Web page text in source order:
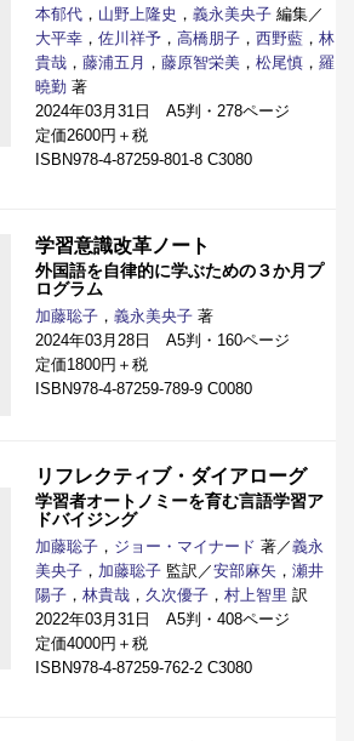
本郁代 ， 山野上隆史 ， 義永美央子 編集／
大平幸 ， 佐川祥予 ， 高橋朋子 ， 西野藍 ， 林
貴哉 ， 藤浦五月 ， 藤原智栄美 ， 松尾慎 ， 羅
曉勤 著
2024年03月31日 A5判・278ページ
定価2600円＋税
ISBN978-4-87259-801-8 C3080
学習意識改革ノート
外国語を自律的に学ぶための３か月プ
ログラム
加藤聡子 ， 義永美央子 著
2024年03月28日 A5判・160ページ
定価1800円＋税
ISBN978-4-87259-789-9 C0080
リフレクティブ・ダイアローグ
学習者オートノミーを育む言語学習ア
ドバイジング
加藤聡子 ， ジョー・マイナード 著／義永
美央子 ， 加藤聡子 監訳／安部麻矢 ， 瀬井
陽子 ， 林貴哉 ， 久次優子 ， 村上智里 訳
2022年03月31日 A5判・408ページ
定価4000円＋税
ISBN978-4-87259-762-2 C3080